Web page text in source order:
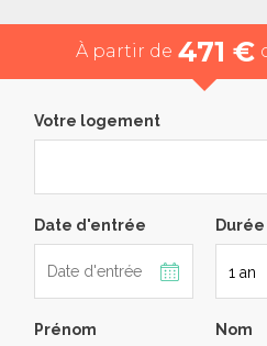
À partir de 471 €
Votre logement
Date d'entrée
Prénom Nom